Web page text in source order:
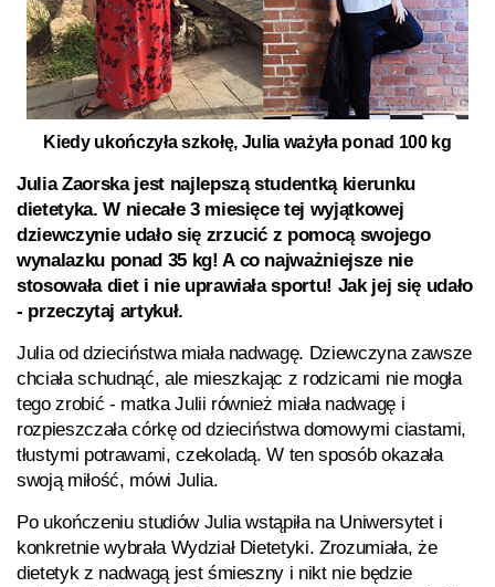
Kiedy ukończyła szkołę, Julia ważyła ponad 100 kg
Julia Zaorska jest najlepszą studentką kierunku
dietetyka. W niecałe 3 miesięce tej wyjątkowej
dziewczynie udało się zrzucić z pomocą swojego
wynalazku ponad 35 kg! A co najważniejsze nie
stosowała diet i nie uprawiała sportu! Jak jej się udało
- przeczytaj artykuł.
Julia od dzieciństwa miała nadwagę. Dziewczyna zawsze
chciała schudnąć, ale mieszkając z rodzicami nie mogła
tego zrobić - matka Julii również miała nadwagę i
rozpieszczała córkę od dzieciństwa domowymi ciastami,
tłustymi potrawami, czekoladą. W ten sposób okazała
swoją miłość, mówi Julia.
Po ukończeniu studiów Julia wstąpiła na Uniwersytet i
konkretnie wybrała Wydział Dietetyki. Zrozumiała, że
dietetyk z nadwagą jest śmieszny i nikt nie będzie